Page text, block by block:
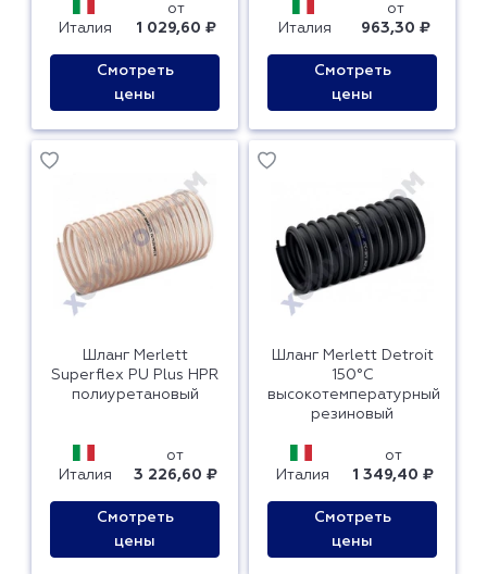
Италия
от
1 029,60 ₽
Смотреть
цены
Италия
от
963,30 ₽
Смотреть
цены
Шланг Merlett
Superflex PU Plus HPR
полиуретановый
Италия
от
3 226,60 ₽
Смотреть
цены
Шланг Merlett Detroit
150°С
высокотемпературный
резиновый
Италия
от
1 349,40 ₽
Смотреть
цены